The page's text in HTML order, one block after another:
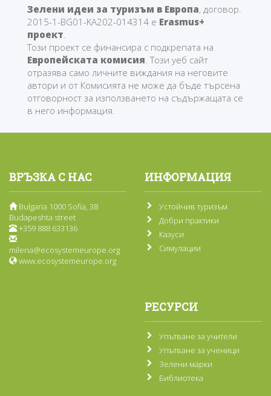
Зелени идеи за туризъм в Европа, договор.
2015-1-BG01-KA202-014314 е Erasmus+
проект
Този проект се финансира с подкрепата на
Европейската комисия . Този уеб сайт
отразява само личните виждания на неговите
автори и от Комисията не може да бъде търсена
отговорност за използването на съдържащата се
в него информация.
ВРЪЗКА С НАС
Bulgaria 1000 Sofia, 38
Budapeshta street
+359 888 633136
milena@ecosystemeurope.org
www.ecosystemeurope.org
ИНФОРМАЦИЯ
Устойчив туризъм
Добри практики
Казуси
Симулации
РЕСУРСИ
Упътване за учители
Упътване за ученици
Зелени марки
Библиотека